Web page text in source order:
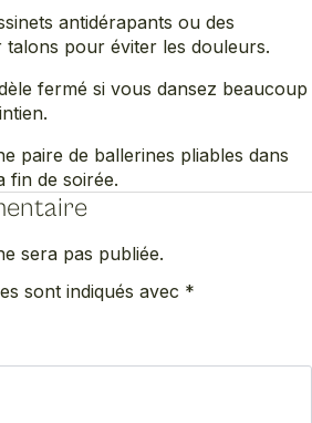
antidérapants ou des
pour éviter les douleurs.
fermé si vous dansez beaucoup
paire de ballerines pliables dans
fin de soirée.
sera pas publiée.
sont indiqués avec *